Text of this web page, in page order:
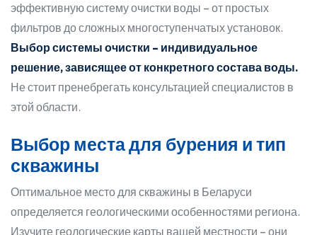
эффективную систему очистки воды – от простых
фильтров до сложных многоступенчатых установок.
Выбор системы очистки – индивидуальное
решение, зависящее от конкретного состава воды.
Не стоит пренебрегать консультацией специалистов в
этой области.
Выбор места для бурения и тип
скважины
Оптимальное место для скважины в Беларуси
определяется геологическими особенностями региона.
Изучите геологические карты вашей местности – они